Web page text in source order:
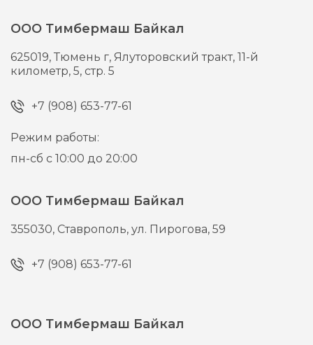
ООО Тимбермаш Байкал
625019,Тюмень г, Ялуторовский тракт, 11-й
километр, 5, стр. 5
+7 (908) 653-77-61
Режим работы:
пн-сб с 10:00 до 20:00
ООО Тимбермаш Байкал
355030, Ставрополь,ул. Пирогова, 59
+7 (908) 653-77-61
ООО Тимбермаш Байкал